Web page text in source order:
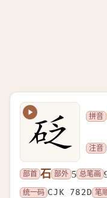
拼音
注音
部首 石 部外 5 总笔画
统一码 CJK 782D 笔